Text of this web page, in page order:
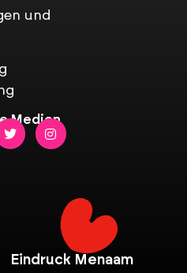
und
Medien
Eindruck Menaam